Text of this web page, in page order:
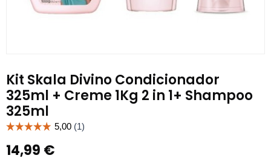
Kit Skala Divino Condicionador
325ml + Creme 1Kg 2 in 1+ Shampoo
325ml
14,99 €